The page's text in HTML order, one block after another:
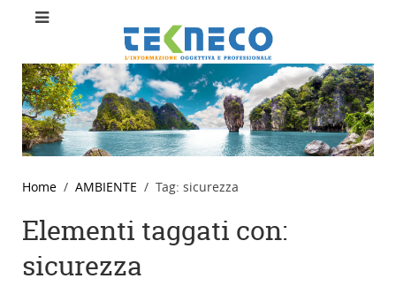
Home AMBIENTE Tag: sicurezza
Elementi taggati con:
sicurezza